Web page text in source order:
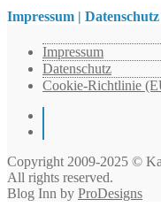
Impressum | Datenschutz
Impressum
Datenschutz
Cookie-Richtlinie
Copyright 2009-2025 ©
All rights reserved.
Blog Inn by ProDesigns